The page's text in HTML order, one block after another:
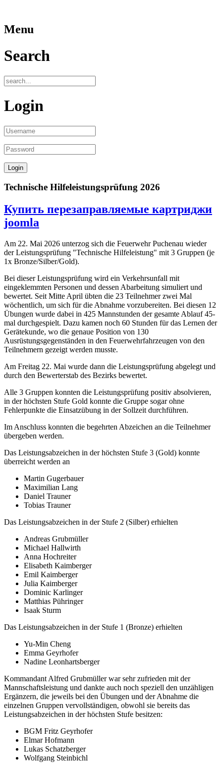
Menu
Search
Login
Technische Hilfeleistungsprüfung 2026
Купить перезаправляемые картриджи
joomla
Am 22. Mai 2026 unterzog sich die Feuerwehr Puchenau wieder
der Leistungsprüfung "Technische Hilfeleistung" mit 3 Gruppen (je
1x Bronze/Silber/Gold).
Bei dieser Leistungsprüfung wird ein Verkehrsunfall mit
eingeklemmten Personen und dessen Abarbeitung simuliert und
bewertet. Seit Mitte April übten die 23 Teilnehmer zwei Mal
wöchentlich, um sich für die Abnahme vorzubereiten. Bei diesen 12
Übungen wurde dabei in 425 Mannstunden der gesamte Ablauf 45-
mal durchgespielt. Dazu kamen noch 60 Stunden für das Lernen der
Gerätekunde, wo die genaue Position von 130
Ausrüstungsgegenständen in den Feuerwehrfahrzeugen von den
Teilnehmern gezeigt werden musste.
Am Freitag 22. Mai wurde dann die Leistungsprüfung abgelegt und
durch den Bewerterstab des Bezirks bewertet.
Alle 3 Gruppen konnten die Leistungsprüfung positiv absolvieren,
in der höchsten Stufe Gold konnte die Gruppe sogar ohne
Fehlerpunkte die Einsatzübung in der Sollzeit durchführen.
Im Anschluss konnten die begehrten Abzeichen an die Teilnehmer
übergeben werden.
Das Leistungsabzeichen in der höchsten Stufe 3 (Gold) konnte
überreicht werden an
Martin Gugerbauer
Maximilian Lang
Daniel Trauner
Tobias Trauner
Das Leistungsabzeichen in der Stufe 2 (Silber) erhielten
Andreas Grubmüller
Michael Hallwirth
Anna Hochreiter
Elisabeth Kaimberger
Emil Kaimberger
Julia Kaimberger
Dominic Karlinger
Matthias Pühringer
Isaak Sturm
Das Leistungsabzeichen in der Stufe 1 (Bronze) erhielten
Yu-Min Cheng
Emma Geyrhofer
Nadine Leonhartsberger
Kommandant Alfred Grubmüller war sehr zufrieden mit der
Mannschaftsleistung und dankte auch noch speziell den unzähligen
Ergänzern, die jeweils bei den Übungen und der Abnahme die
einzelnen Gruppen vervollständigen, obwohl sie bereits das
Leistungsabzeichen in der höchsten Stufe besitzen:
BGM Fritz Geyrhofer
Elmar Hofmann
Lukas Schatzberger
Wolfgang Steinbichl